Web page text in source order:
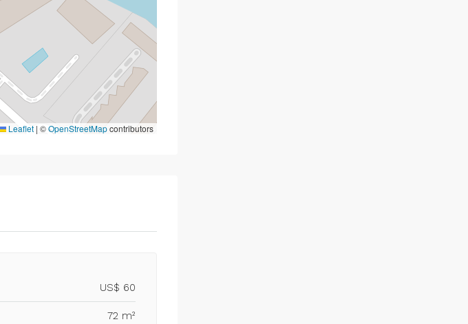
Leaflet | ©OpenStreetMapcontributors
US$ 60
72 m²